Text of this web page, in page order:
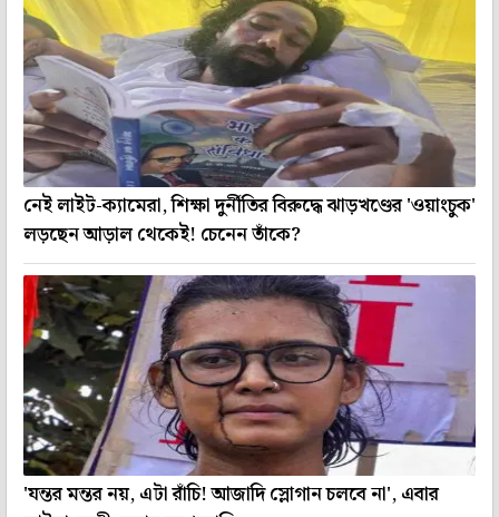
নেই লাইট-ক্যামেরা, শিক্ষা দুর্নীতির বিরুদ্ধে ঝাড়খণ্ডের 'ওয়াংচুক'
লড়ছেন আড়াল থেকেই! চেনেন তাঁকে?
'যন্তর মন্তর নয়, এটা রাঁচি! আজাদি স্লোগান চলবে না', এবার